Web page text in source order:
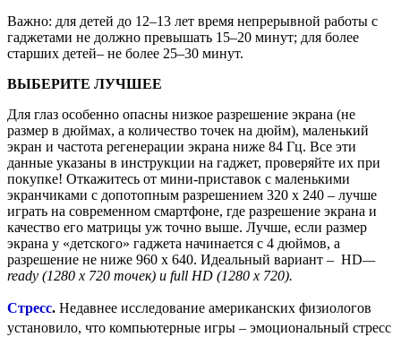
Важно: для детей до 12–13 лет время непрерывной работы с
гаджетами не должно превышать 15–20 минут; для более
старших детей– не более 25–30 минут.
ВЫБЕРИТЕ ЛУЧШЕЕ
Для глаз особенно опасны низкое разрешение экрана (не
размер в дюймах, а количество точек на дюйм), маленький
экран и частота регенерации экрана ниже 84 Гц. Все эти
данные указаны в инструкции на гаджет, проверяйте их при
покупке! Откажитесь от мини-приставок с маленькими
экранчиками с допотопным разрешением 320 x 240 – лучше
играть на современном смартфоне, где разрешение экрана и
качество его матрицы уж точно выше. Лучше, если размер
экрана у «детского» гаджета начинается с 4 дюймов, а
разрешение не ниже 960 х 640. Идеальный вариант – HD—
ready (1280 x 720 точек) и full HD (1280 x 720).
Стресс. Недавнее исследование американских физиологов
установило, что компьютерные игры – эмоциональный стресс